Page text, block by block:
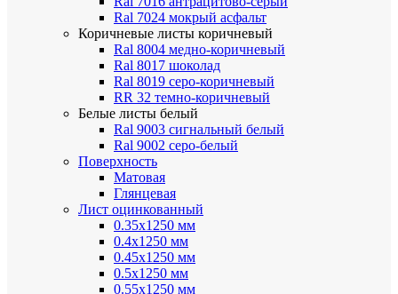
Ral 7024 мокрый асфальт
Коричневые листы коричневый
Ral 8004 медно-коричневый
Ral 8017 шоколад
Ral 8019 серо-коричневый
RR 32 темно-коричневый
Белые листы белый
Ral 9003 сигнальный белый
Ral 9002 серо-белый
Поверхность
Матовая
Глянцевая
Лист оцинкованный
0.35х1250 мм
0.4х1250 мм
0.45х1250 мм
0.5х1250 мм
0.55х1250 мм